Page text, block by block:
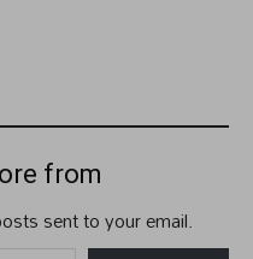
from
sent to your email.